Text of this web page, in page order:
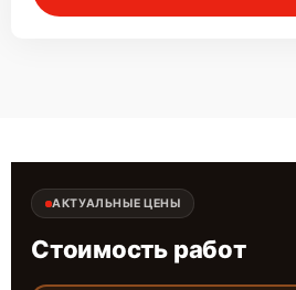
АКТУАЛЬНЫЕ ЦЕНЫ
Стоимость работ